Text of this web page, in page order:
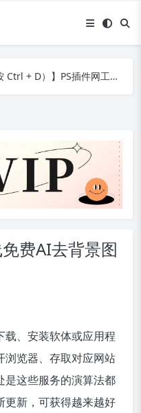
工作日8：30准时更新！（特殊原因除外）
工作日8：30准时更新！（特殊原因除外）
费AI去背景图
载、安装软体或应用程
浏览器、存取对应网站
是这些服务的演算法都
更新，可获得越来越好